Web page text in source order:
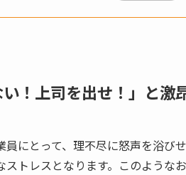
い！上司を出せ！」と
にとって、理不尽に怒声を浴び
ストレスとなります。このような